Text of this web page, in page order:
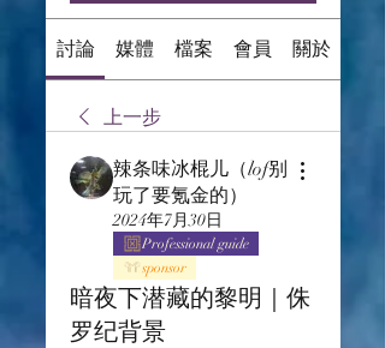
討論 媒體 檔案 會員 關於
上一步
辣条味冰棍儿（lof别
玩了要氪金的）
2024年7月30日
Professional guide
sponsor
暗夜下潜藏的黎明｜侏
罗纪背景